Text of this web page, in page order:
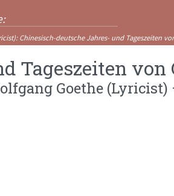
: Chinesisch-deutsche Jahres- und Tageszeiten
Tageszeiten von
Goethe (Lyricist)